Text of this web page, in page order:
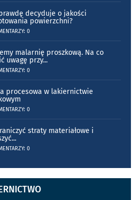
decyduje o jakości
powierzchni?
0
malarnię proszkową. Na co
uwagę przy...
0
procesowa w lakiernictwie
0
straty materiałowe i
...
0